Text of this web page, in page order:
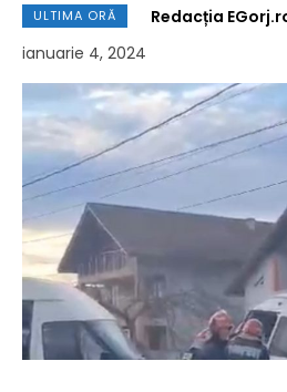
ULTIMA ORĂ
Redacția
ianuarie 4, 2024